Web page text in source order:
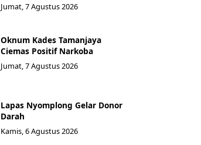
Jumat, 7 Agustus 2026
Oknum Kades Tamanjaya
Ciemas Positif Narkoba
Jumat, 7 Agustus 2026
Lapas Nyomplong Gelar Donor
Darah
Kamis, 6 Agustus 2026